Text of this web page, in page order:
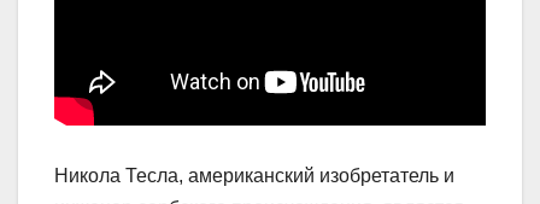
Никола Тесла, американский изобретатель и